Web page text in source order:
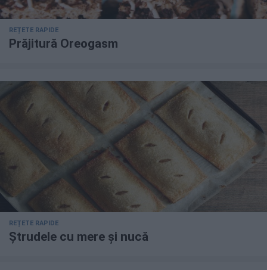
REȚETE RAPIDE
Prăjitură Oreogasm
REȚETE RAPIDE
Ștrudele cu mere și nucă